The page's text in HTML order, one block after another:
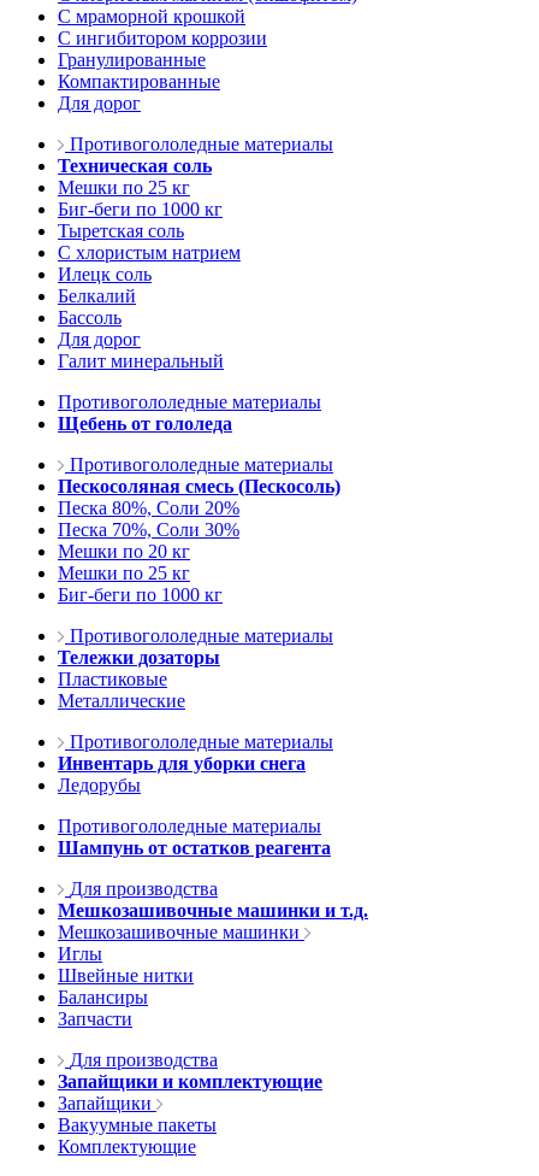
С мраморной крошкой
С ингибитором коррозии
Гранулированные
Компактированные
Для дорог
Противогололедные материалы
Техническая соль
Мешки по 25 кг
Биг-беги по 1000 кг
Тыретская соль
С хлористым натрием
Илецк соль
Белкалий
Бассоль
Для дорог
Галит минеральный
Противогололедные материалы
Щебень от гололеда
Противогололедные материалы
Пескосоляная смесь (Пескосоль)
Песка 80%, Соли 20%
Песка 70%, Соли 30%
Мешки по 20 кг
Мешки по 25 кг
Биг-беги по 1000 кг
Противогололедные материалы
Тележки дозаторы
Пластиковые
Металлические
Противогололедные материалы
Инвентарь для уборки снега
Ледорубы
Противогололедные материалы
Шампунь от остатков реагента
Для производства
Мешкозашивочные машинки и т.д.
Мешкозашивочные машинки
Иглы
Швейные нитки
Балансиры
Запчасти
Для производства
Запайщики и комплектующие
Запайщики
Вакуумные пакеты
Комплектующие